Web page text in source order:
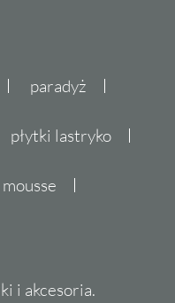
paradyż
płytki lastryko
i akcesoria.